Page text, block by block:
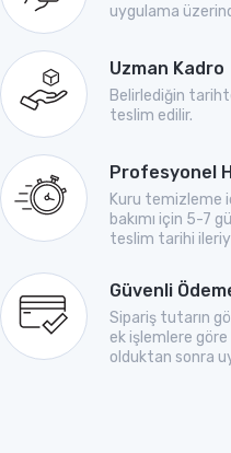
uygulama
Uzman Kadro
Belirlediğin
teslim edilir.
Profesyonel
Kuru temizleme
bakımı için 5-7
teslim tarihi
Güvenli
Sipariş tutarın
ek işlemlere göre
olduktan sonra